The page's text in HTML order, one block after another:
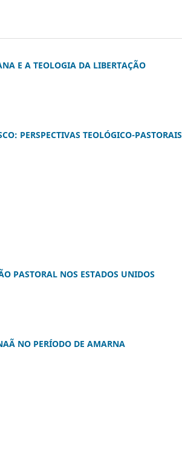
E A TEOLOGIA DA LIBERTAÇÃO
PERSPECTIVAS TEOLÓGICO-PASTORAIS
PASTORAL NOS ESTADOS UNIDOS
NO PERÍODO DE AMARNA